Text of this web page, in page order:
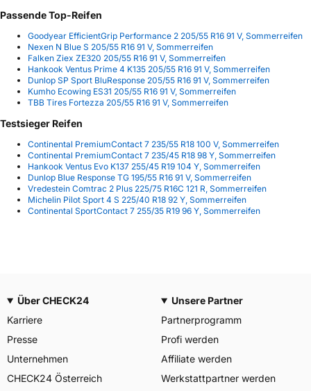
Passende Top-Reifen
Goodyear EfficientGrip Performance 2 205/55 R16 91 V, Sommerreifen
Nexen N Blue S 205/55 R16 91 V, Sommerreifen
Falken Ziex ZE320 205/55 R16 91 V, Sommerreifen
Hankook Ventus Prime 4 K135 205/55 R16 91 V, Sommerreifen
Dunlop SP Sport BluResponse 205/55 R16 91 V, Sommerreifen
Kumho Ecowing ES31 205/55 R16 91 V, Sommerreifen
TBB Tires Fortezza 205/55 R16 91 V, Sommerreifen
Testsieger Reifen
Continental PremiumContact 7 235/55 R18 100 V, Sommerreifen
Continental PremiumContact 7 235/45 R18 98 Y, Sommerreifen
Hankook Ventus Evo K137 255/45 R19 104 Y, Sommerreifen
Dunlop Blue Response TG 195/55 R16 91 V, Sommerreifen
Vredestein Comtrac 2 Plus 225/75 R16C 121 R, Sommerreifen
Michelin Pilot Sport 4 S 225/40 R18 92 Y, Sommerreifen
Continental SportContact 7 255/35 R19 96 Y, Sommerreifen
Über CHECK24
Karriere
Presse
Unternehmen
CHECK24 Österreich
Unsere Partner
Partnerprogramm
Profi werden
Affiliate werden
Werkstattpartner werden